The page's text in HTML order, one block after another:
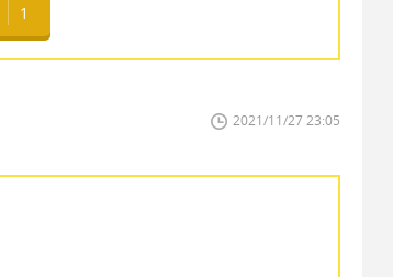
1
2021/11/27 23:05